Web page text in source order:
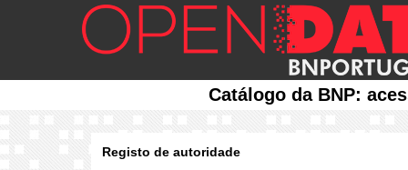
Catálogo da BNP:
Registo de autoridade